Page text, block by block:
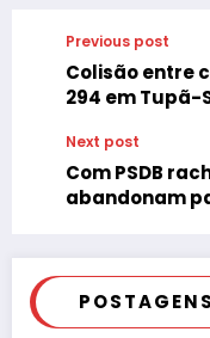
Previous post
Colisão entre
294 em Tupã-
Next post
Com PSDB
abandonam